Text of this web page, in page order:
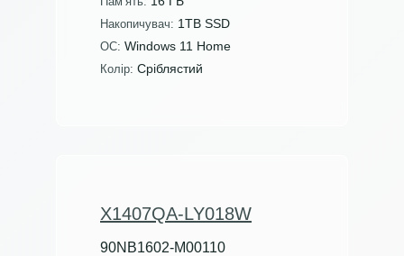
Накопичувач: 1TB SSD
ОС: Windows 11 Home
Колір: Сріблястий
X1407QA-LY018W
90NB1602-M00110